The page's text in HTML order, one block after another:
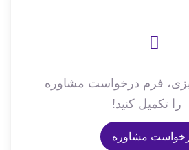
فرم درخواست مشاوره
را تکمیل کنید!
مشاوره